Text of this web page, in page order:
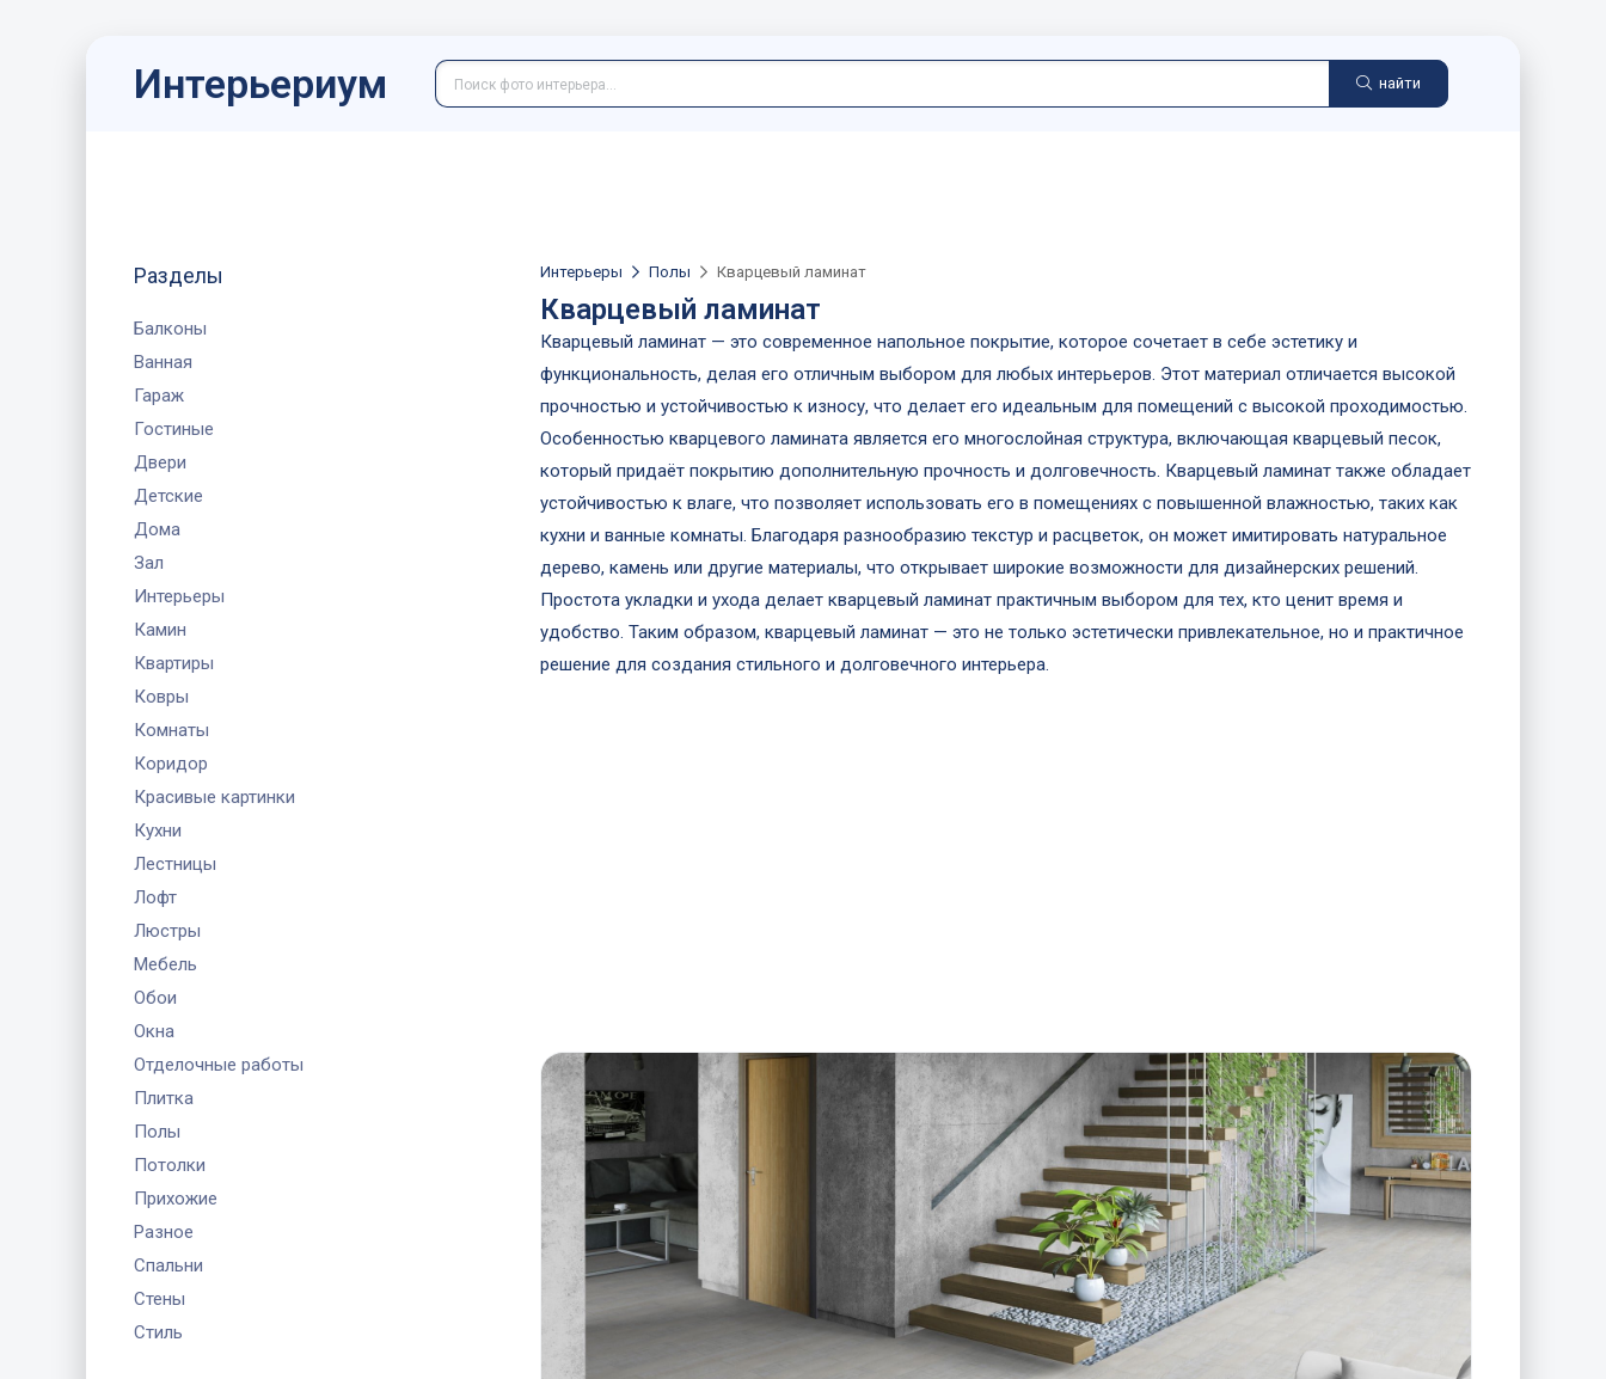
Интерьериум найти
Разделы
Балконы
Ванная
Гараж
Гостиные
Двери
Детские
Дома
Зал
Интерьеры
Камин
Квартиры
Ковры
Комнаты
Коридор
Красивые картинки
Кухни
Лестницы
Лофт
Люстры
Мебель
Обои
Окна
Отделочные работы
Плитка
Полы
Потолки
Прихожие
Разное
Спальни
Стены
Стиль
Интерьеры Полы Кварцевый ламинат
Кварцевый ламинат
Кварцевый ламинат — это современное напольное покрытие, которое сочетает в себе эстетику и
функциональность, делая его отличным выбором для любых интерьеров. Этот материал отличается высокой
прочностью и устойчивостью к износу, что делает его идеальным для помещений с высокой проходимостью.
Особенностью кварцевого ламината является его многослойная структура, включающая кварцевый песок,
который придаёт покрытию дополнительную прочность и долговечность. Кварцевый ламинат также обладает
устойчивостью к влаге, что позволяет использовать его в помещениях с повышенной влажностью, таких как
кухни и ванные комнаты. Благодаря разнообразию текстур и расцветок, он может имитировать натуральное
дерево, камень или другие материалы, что открывает широкие возможности для дизайнерских решений.
Простота укладки и ухода делает кварцевый ламинат практичным выбором для тех, кто ценит время и
удобство. Таким образом, кварцевый ламинат — это не только эстетически привлекательное, но и практичное
решение для создания стильного и долговечного интерьера.